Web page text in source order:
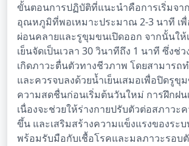
ขั้นตอนการปฏิบัติที่แนะนำคือการเริ่มจา
อุณหภูมิที่พอเหมาะประมาณ 2-3 นาที เพื่
ผ่อนคลายและรูขุมขนเปิดออก จากนั้นให้
เย็นจัดเป็นเวลา 30 วินาทีถึง 1 นาที ซึ่งช่
เกิดภาวะตื่นตัวทางชีวภาพ โดยสามารถ
และควรจบลงด้วยน้ำเย็นเสมอเพื่อปิดรูขุ
ความสดชื่นก่อนเริ่มต้นวันใหม่ การฝึกฝน
เนื่องจะช่วยให้ร่างกายปรับตัวต่อสภาวะ
ขึ้น และเสริมสร้างความแข็งแรงของระ
พร้อมรับมือกับเชื้อโรคและมลภาวะรอบ